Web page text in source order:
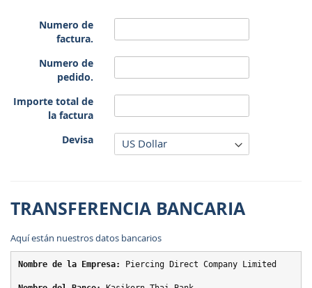
Numero de
factura.
Numero de
pedido.
Importe total de
la factura
Devisa
TRANSFERENCIA BANCARIA
Aquí están nuestros datos bancarios
Nombre de la Empresa: Piercing Direct Company Limited